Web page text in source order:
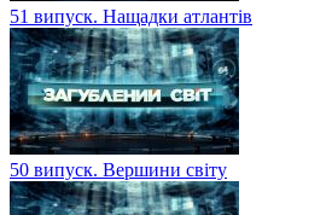
51 випуск. Нащадки атлантів
50 випуск. Вершини світу